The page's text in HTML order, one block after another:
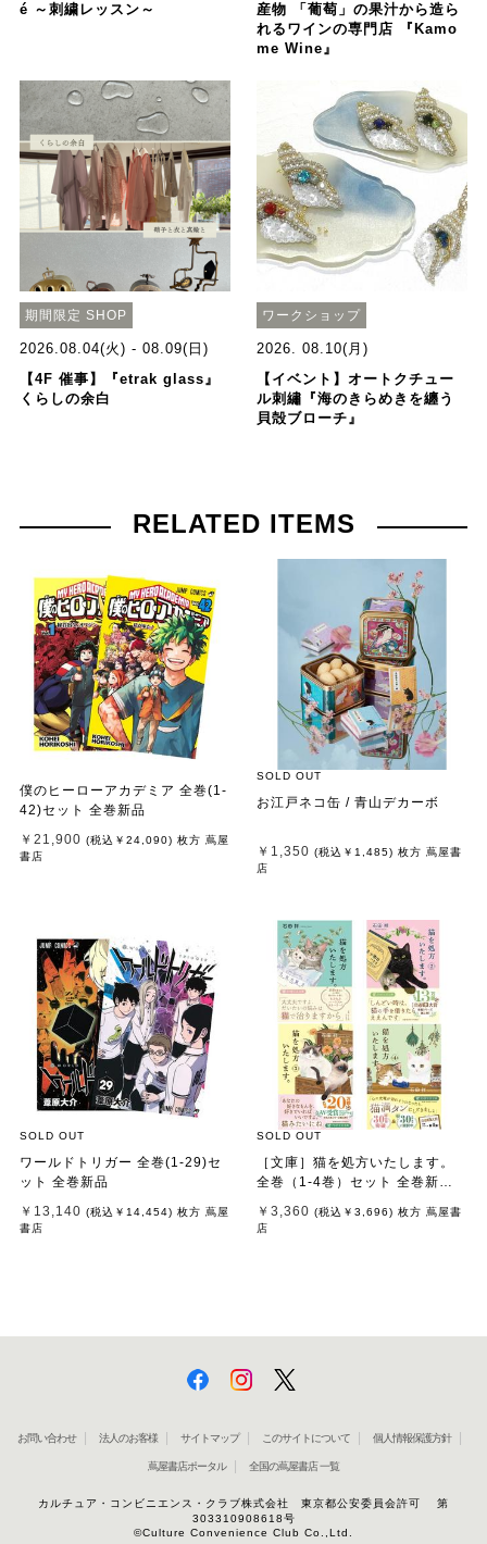
é ～刺繍レッスン～
産物 「葡萄」の果汁から造ら
れるワインの専門店 『Kamo
me Wine』
期間限定 SHOP
2026.08.04(火) - 08.09(日)
【4F 催事】『etrak glass』
くらしの余白
ワークショップ
2026. 08.10(月)
【イベント】オートクチュー
ル刺繡『海のきらめきを纏う
貝殻ブローチ』
RELATED ITEMS
僕のヒーローアカデミア 全巻(1-
42)セット 全巻新品
￥21,900 (税込 ￥24,090) 枚方 蔦屋
書店
SOLD OUT
お江戸ネコ缶 / 青山デカーボ
￥1,350 (税込 ￥1,485) 枚方 蔦屋書
店
SOLD OUT
ワールドトリガー 全巻(1-29)セ
ット 全巻新品
￥13,140 (税込 ￥14,454) 枚方 蔦屋
書店
SOLD OUT
［文庫］猫を処方いたします。
全巻（1-4巻）セット 全巻新品 /
￥3,360 (税込 ￥3,696) 枚方 蔦屋書
店
お問い合わせ 法人のお客様 サイトマップ このサイトについて 個人情報保護方針
蔦屋書店ポータル 全国の蔦屋書店 一覧
カルチュア・コンビニエンス・クラブ株式会社 東京都公安委員会許可 第
303310908618号
©Culture Convenience Club Co.,Ltd.